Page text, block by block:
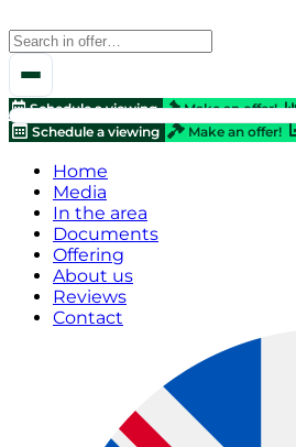
Schedule a viewing Make an offer!
Schedule a viewing
Make an offer!
Home
Media
In the area
Documents
Offering
About us
Reviews
Contact